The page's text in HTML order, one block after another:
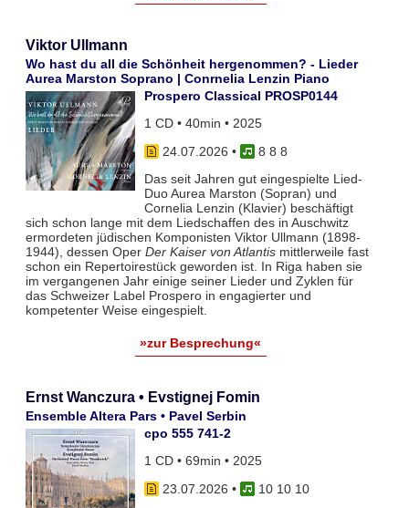
Viktor Ullmann
Wo hast du all die Schönheit hergenommen? - Lieder
Aurea Marston Soprano | Conrnelia Lenzin Piano
Prospero Classical PROSP0144
1 CD • 40min • 2025
24.07.2026 •
8 8 8
Das seit Jahren gut eingespielte Lied-
Duo Aurea Marston (Sopran) und
Cornelia Lenzin (Klavier) beschäftigt
sich schon lange mit dem Liedschaffen des in Auschwitz
ermordeten jüdischen Komponisten Viktor Ullmann (1898-
1944), dessen Oper Der Kaiser von Atlantismittlerweile fast
schon ein Repertoirestück geworden ist. In Riga haben sie
im vergangenen Jahr einige seiner Lieder und Zyklen für
das Schweizer Label Prospero in engagierter und
kompetenter Weise eingespielt.
»zur Besprechung«
Ernst Wanczura • Evstignej Fomin
Ensemble Altera Pars • Pavel Serbin
cpo 555 741-2
1 CD • 69min • 2025
23.07.2026 •
10 10 10